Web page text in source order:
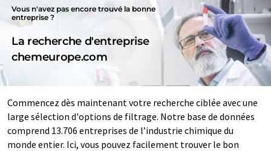
Vous n'avez pas encore trouvé la bonne
entreprise ?
La recherche d'entreprise
chemeurope.com
Commencez dès maintenant votre recherche ciblée avec une
large sélection d'options de filtrage. Notre base de données
comprend 13.706 entreprises de l’industrie chimique du
monde entier. Ici, vous pouvez facilement trouver le bon